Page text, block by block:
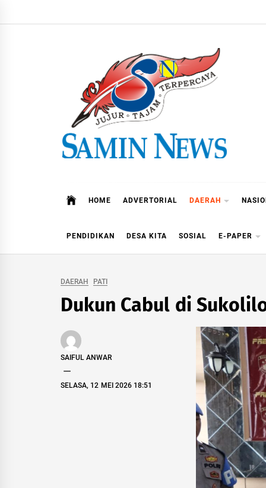
to
HOME ADVERTORIAL DAERAH
PENDIDIKAN DESA KITA SOSIAL E-PAPER
DAERAH PATI
Dukun Cabul di
SAIFUL ANWAR
SELASA, 12 MEI 2026 18:51